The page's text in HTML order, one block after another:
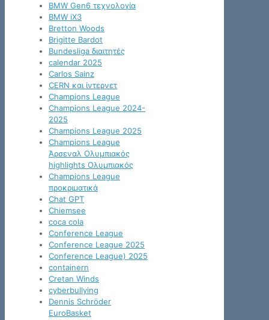
BMW Gen6 τεχνολογία
BMW iX3
Bretton Woods
Brigitte Bardot
Bundesliga διαιτητές
calendar 2025
Carlos Sainz
CERN και ίντερνετ
Champions League
Champions League 2024-
2025
Champions League 2025
Champions League
Άρσεναλ Ολυμπιακός
highlights Ολυμπιακός
Champions League
προκριματικά
Chat GPT
Chiemsee
coca cola
Conference League
Conference League 2025
Conference League) 2025
containern
Cretan Winds
cyberbullying
Dennis Schröder
EuroBasket